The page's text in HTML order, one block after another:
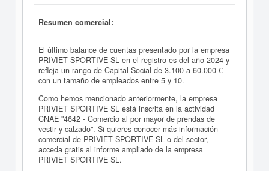
Resumen comercial:
El último balance de cuentas presentado por la empresa
PRIVIET SPORTIVE SL en el registro es del año 2024 y
refleja un rango de Capital Social de 3.100 a 60.000 €
con un tamaño de empleados entre 5 y 10.
Como hemos mencionado anteriormente, la empresa
PRIVIET SPORTIVE SL está inscrita en la actividad
CNAE "4642 - Comercio al por mayor de prendas de
vestir y calzado". Si quieres conocer más información
comercial de PRIVIET SPORTIVE SL o del sector,
acceda gratis al informe ampliado de la empresa
PRIVIET SPORTIVE SL.